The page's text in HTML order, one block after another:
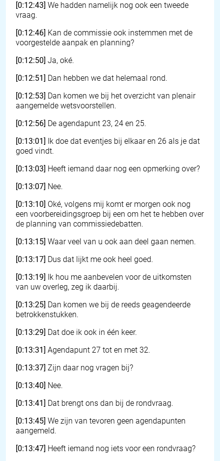
[0:12:43] We hadden namelijk nog ook een tweede
vraag.
[0:12:46] Kan de commissie ook instemmen met de
voorgestelde aanpak en planning?
[0:12:50] Ja, oké.
[0:12:51] Dan hebben we dat helemaal rond.
[0:12:53] Dan komen we bij het overzicht van plenair
aangemelde wetsvoorstellen.
[0:12:56] De agendapunt 23, 24 en 25.
[0:13:01] Ik doe dat eventjes bij elkaar en 26 als je dat
goed vindt.
[0:13:03] Heeft iemand daar nog een opmerking over?
[0:13:07] Nee.
[0:13:10] Oké, volgens mij komt er morgen ook nog
een voorbereidingsgroep bij een om het te hebben over
de planning van commissiedebatten.
[0:13:15] Waar veel van u ook aan deel gaan nemen.
[0:13:17] Dus dat lijkt me ook heel goed.
[0:13:19] Ik hou me aanbevelen voor de uitkomsten
van uw overleg, zeg ik daarbij.
[0:13:25] Dan komen we bij de reeds geagendeerde
betrokkenstukken.
[0:13:29] Dat doe ik ook in één keer.
[0:13:31] Agendapunt 27 tot en met 32.
[0:13:37] Zijn daar nog vragen bij?
[0:13:40] Nee.
[0:13:41] Dat brengt ons dan bij de rondvraag.
[0:13:45] We zijn van tevoren geen agendapunten
aangemeld.
[0:13:47] Heeft iemand nog iets voor een rondvraag?